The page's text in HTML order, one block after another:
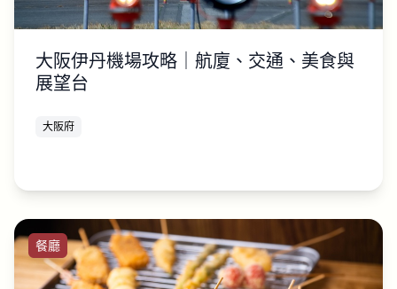
大阪伊丹機場攻略｜航廈、交通、美食與
展望台
大阪府
餐廳